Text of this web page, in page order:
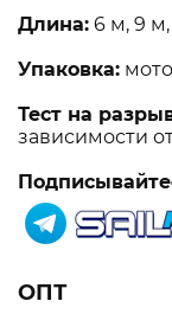
Длина: 6 м, 9
Упаковка:
Тест на
зависимости
ОПТ